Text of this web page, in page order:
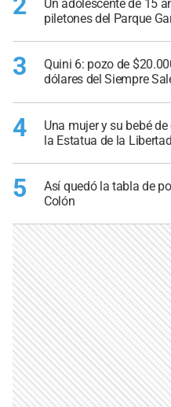
Un adolescente de 15
piletones del Parque
3
Quini 6: pozo de
dólares del Siempre
4
Una mujer y su bebé
la Estatua de la Libertad
5
Así quedó la tabla de
Colón